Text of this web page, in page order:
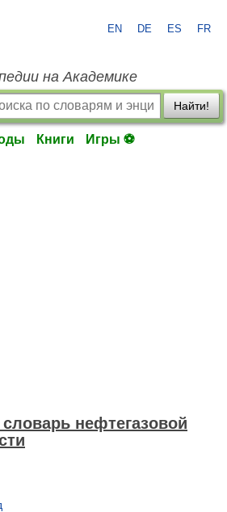
EN DE ES FR
на Академике
Найти!
Книги Игры ⚽
нефтегазовой